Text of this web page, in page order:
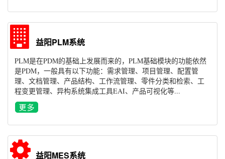
益阳PLM系统
PLM是在PDM的基础上发展而来的，PLM基础模块的功能依然
是PDM，一般具有以下功能：需求管理、项目管理、配置管
理、文档管理、产品结构、工作流管理、零件分类和检索、工
程变更管理、异构系统集成工具EAI、产品可视化等...
益阳MES系统